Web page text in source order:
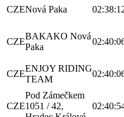
CZENová Paka
CZE
BAKAKO Nová
Paka
CZE
ENJOY RIDING
TEAM
CZE
Pod Zámečkem
1051 / 42,